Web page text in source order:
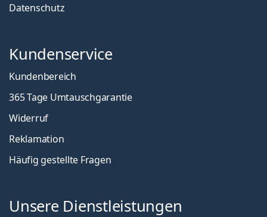
Datenschutz
Kundenservice
Kundenbereich
365 Tage Umtauschgarantie
Widerruf
Reklamation
Häufig gestellte Fragen
Unsere Dienstleistungen